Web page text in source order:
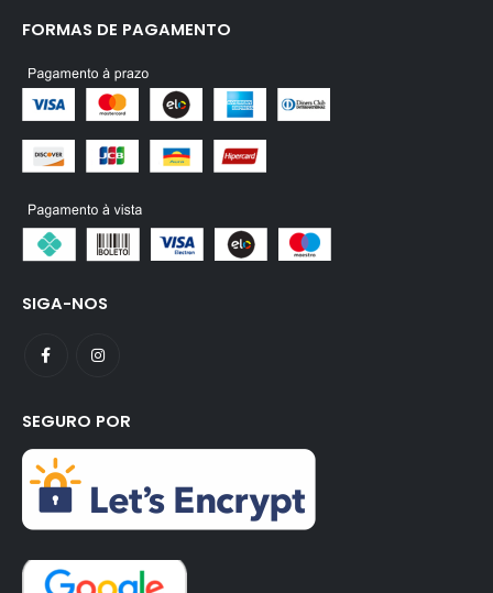
FORMAS DE PAGAMENTO
SIGA-NOS
SEGURO POR